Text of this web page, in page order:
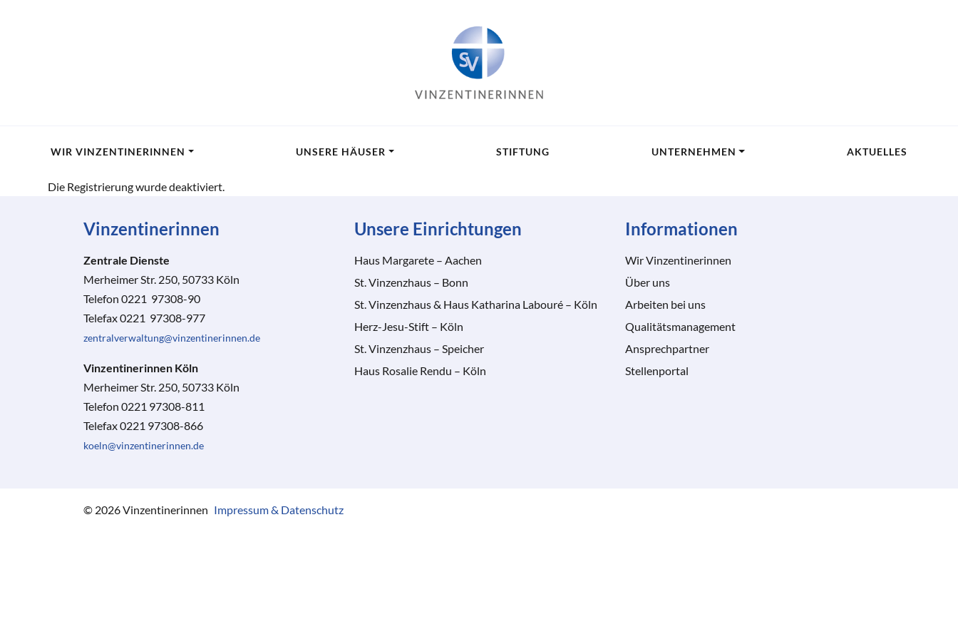
WIR VINZENTINERINNEN UNSERE HÄUSER STIFTUNG UNTERNEHMEN AKTUELLES
Die Registrierung wurde deaktiviert.
Vinzentinerinnen
Zentrale Dienste
Merheimer Str. 250, 50733 Köln
Telefon 0221 97308-90
Telefax 0221 97308-977
zentralverwaltung@vinzentinerinnen.de
Vinzentinerinnen Köln
Merheimer Str. 250, 50733 Köln
Telefon 0221 97308-811
Telefax 0221 97308-866
koeln@vinzentinerinnen.de
Unsere Einrichtungen
Haus Margarete – Aachen
St. Vinzenzhaus – Bonn
St. Vinzenzhaus & Haus Katharina Labouré – Köln
Herz-Jesu-Stift – Köln
St. Vinzenzhaus – Speicher
Haus Rosalie Rendu – Köln
Informationen
Wir Vinzentinerinnen
Über uns
Arbeiten bei uns
Qualitätsmanagement
Ansprechpartner
Stellenportal
© 2026 Vinzentinerinnen Impressum & Datenschutz